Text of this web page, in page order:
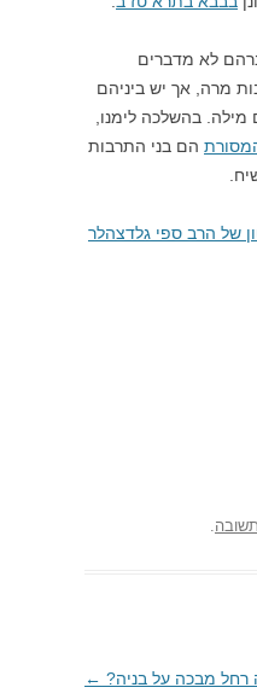
לא מדברים
מרה, אך יש ביניהם
בהשלכה לימנו,
הם בני התרבות
של הרב ספי גלדצהלר
תשובה.
רחל מבכה על בניה? ←